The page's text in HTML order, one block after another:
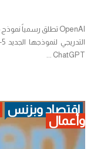
ChatGPT ...
اقتصاد وبزنس
وأعمال